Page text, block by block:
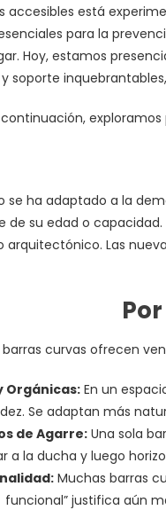
accesibles está
para la
Hoy, estamos
soporte
se ha adaptado a la
su edad o capacidad.
arquitectónico. Las
barras curvas ofrecen
Orgánicas: En un
Se adaptan más
de Agarre:Una sola
a la ducha y luego
Muchas barras
funcional” justifica aún